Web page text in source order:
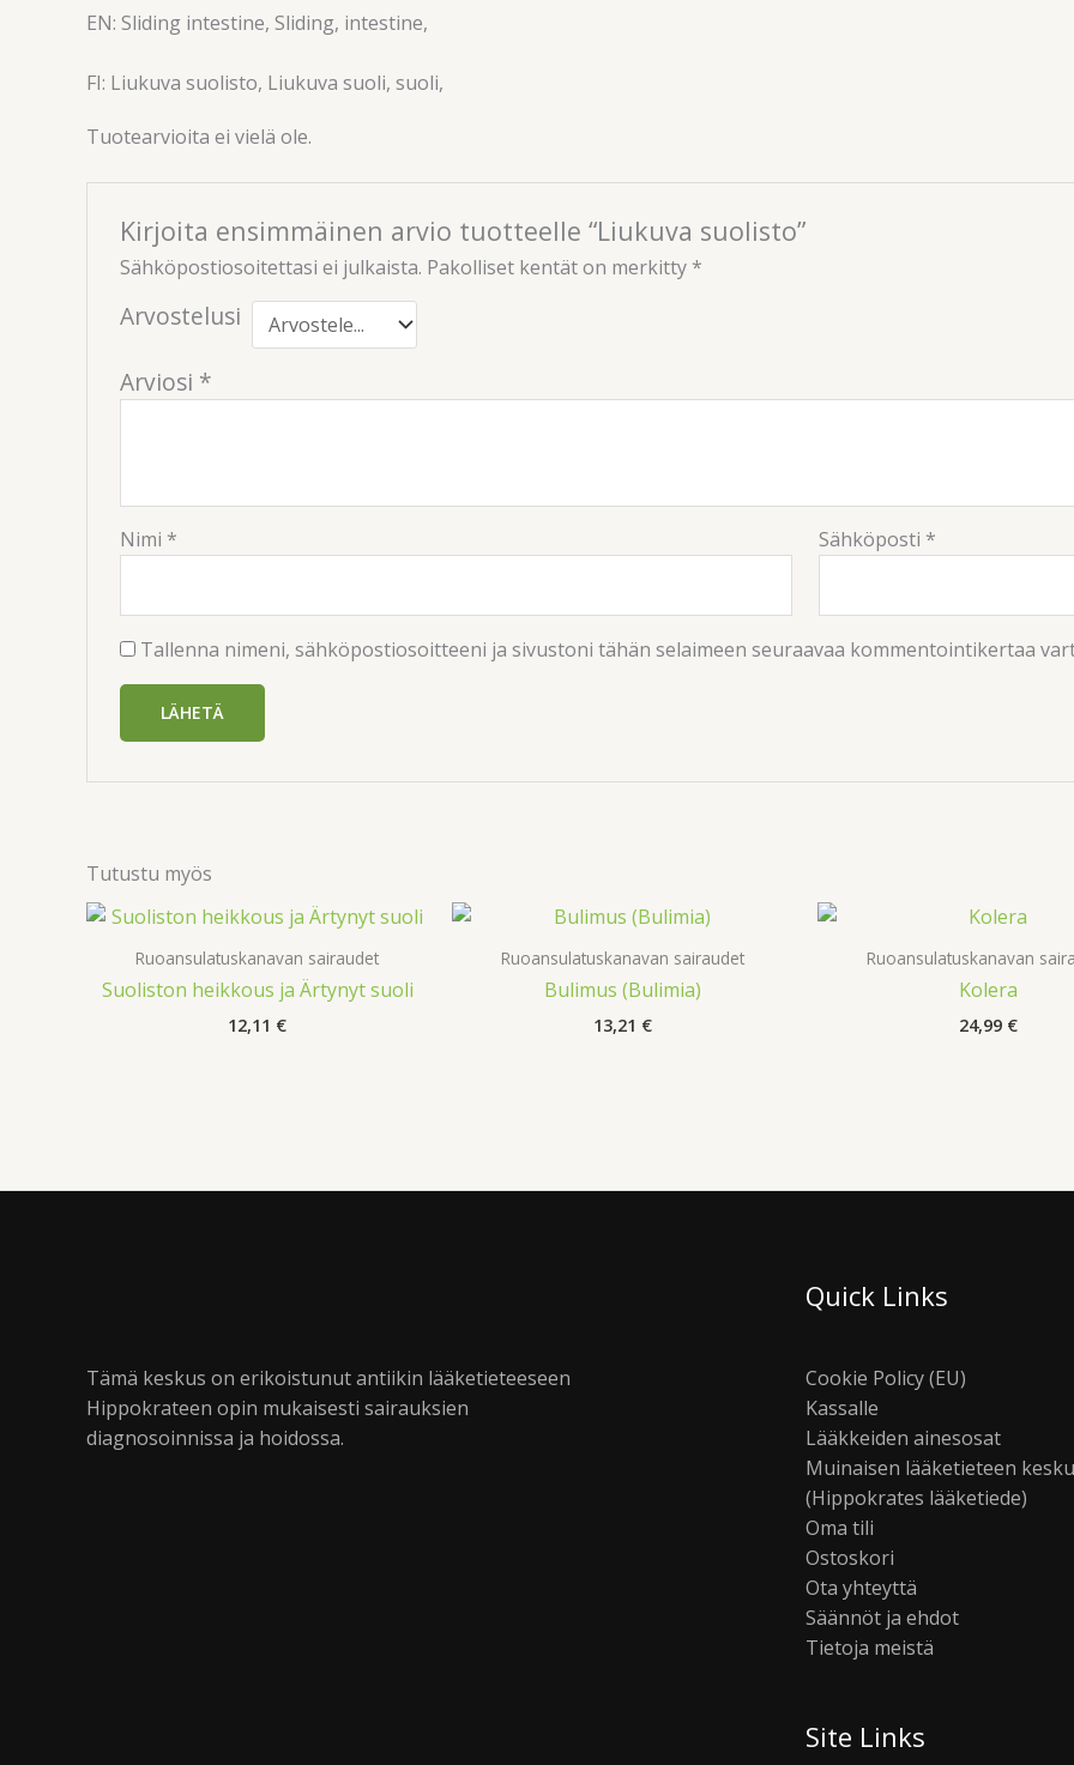
EN: Sliding intestine, Sliding, intestine,
FI: Liukuva suolisto, Liukuva suoli, suoli,
Tuotearvioita ei vielä ole.
Kirjoita ensimmäinen arvio tuotteelle “Liukuva suolisto”
Sähköpostiosoitettasi ei julkaista. Pakolliset kentät on merkitty *
Arvostelusi
Arviosi *
Nimi * Sähköposti *
Tallenna nimeni, sähköpostiosoitteeni ja sivustoni tähän selaimeen seuraavaa kommentointikertaa
Tutustu myös
Ruoansulatuskanavan sairaudet
Suoliston heikkous ja Ärtynyt suoli
12,11 €
Ruoansulatuskanavan sairaudet
Bulimus (Bulimia)
13,21 €
Ruoansulatuskanavan
Kolera
24,99 €
Tämä keskus on erikoistunut antiikin lääketieteeseen
Hippokrateen opin mukaisesti sairauksien
diagnosoinnissa ja hoidossa.
Quick Links
Cookie Policy (EU)
Kassalle
Lääkkeiden ainesosat
Muinaisen lääketieteen
(Hippokrates lääketiede)
Oma tili
Ostoskori
Ota yhteyttä
Säännöt ja ehdot
Tietoja meistä
Site Links